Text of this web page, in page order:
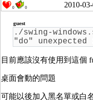
0 0 2010-
guest
./swing-
"do"
目前應該沒有使用到這個
桌面會動的問題
可能以後加入黑名單或白